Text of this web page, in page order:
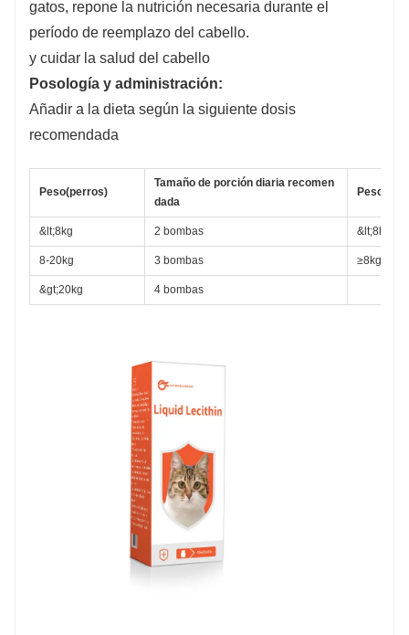
gatos, repone la nutrición necesaria durante el
período de reemplazo del cabello.
y cuidar la salud del cabello
Posología y administración:
Añadir a la dieta según la siguiente dosis
recomendada
Peso(perros)
Tamaño de porción diaria recomen
dada
Peso
&lt;8kg 2 bombas &lt;8kg
8-20kg 3 bombas ≥8kg
&gt;20kg 4 bombas